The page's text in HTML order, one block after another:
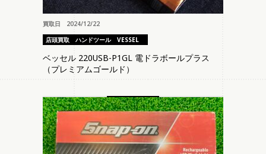
買取日 2024/12/22
店頭買取
ハンドツール VESSEL
ベッセル 220USB-P1GL 電ドラボールプラス
（プレミアムゴールド）